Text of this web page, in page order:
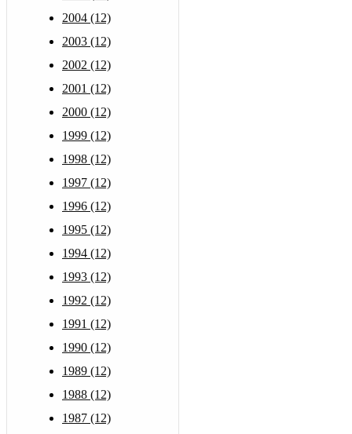
2004 (12)
2003 (12)
2002 (12)
2001 (12)
2000 (12)
1999 (12)
1998 (12)
1997 (12)
1996 (12)
1995 (12)
1994 (12)
1993 (12)
1992 (12)
1991 (12)
1990 (12)
1989 (12)
1988 (12)
1987 (12)